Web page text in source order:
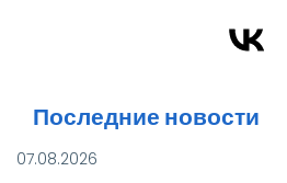
Последние новости
07.08.2026